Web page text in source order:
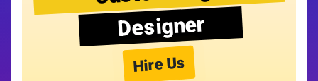
Designer
Hire Us